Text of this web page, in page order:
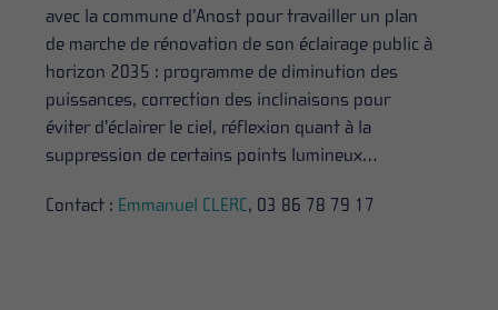
avec la commune d’Anost pour travailler un plan
de marche de rénovation de son éclairage public à
horizon 2035 : programme de diminution des
puissances, correction des inclinaisons pour
éviter d’éclairer le ciel, réflexion quant à la
suppression de certains points lumineux…
Contact : Emmanuel CLERC, 03 86 78 79 17